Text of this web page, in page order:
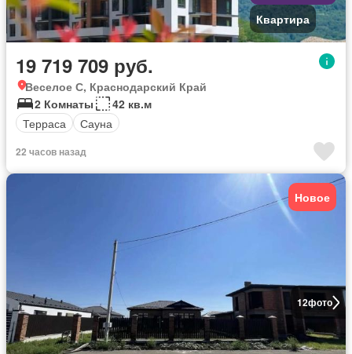
Квартира
19 719 709 руб.
Веселое С, Краснодарский Край
2 Комнаты
42 кв.м
Терраса
Сауна
22 часов назад
12фото
Новое